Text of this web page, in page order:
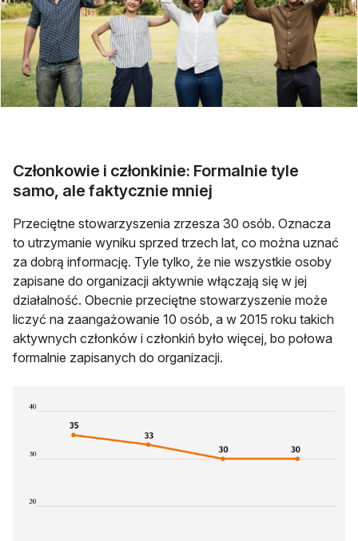
Członkowie i członkinie: Formalnie tyle
samo, ale faktycznie mniej
Przeciętne stowarzyszenia zrzesza 30 osób. Oznacza
to utrzymanie wyniku sprzed trzech lat, co można uznać
za dobrą informację. Tyle tylko, że nie wszystkie osoby
zapisane do organizacji aktywnie włączają się w jej
działalność. Obecnie przeciętne stowarzyszenie może
liczyć na zaangażowanie 10 osób, a w 2015 roku takich
aktywnych członków i członkiń było więcej, bo połowa
formalnie zapisanych do organizacji.